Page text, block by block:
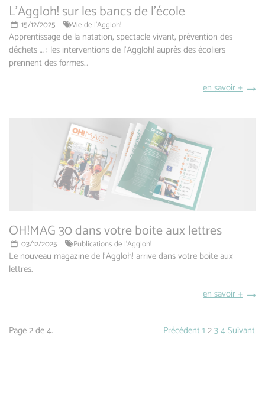
L'Aggloh! sur les bancs de l'école
15/12/2025 Vie de l'Aggloh!
Apprentissage de la natation, spectacle vivant, prévention des
déchets … : les interventions de l’Aggloh! auprès des écoliers
prennent des formes…
en savoir +
OH!MAG 30 dans votre boite aux lettres
03/12/2025 Publications de l'Aggloh!
Le nouveau magazine de l'Aggloh! arrive dans votre boite aux
lettres.
en savoir +
Page 2 de 4. Précédent1 234Suivant